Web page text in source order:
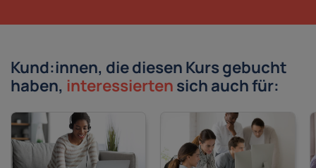
Kund:innen, die diesen Kurs gebucht
haben, interessiertensich auch für: